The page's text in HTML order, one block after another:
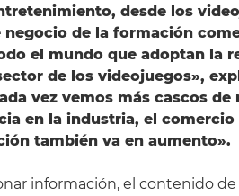
desde los
de la formación
el mundo que adoptan la
de los videojuegos»,
vez vemos más cascos
en la industria, el
también va en aumento».
información, el contenido